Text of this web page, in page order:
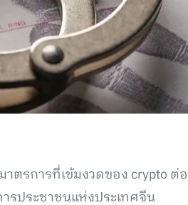
าตรการที่เข้มงวดของ crypto ต่อ
รประชาชนแห่งประเทศจีน